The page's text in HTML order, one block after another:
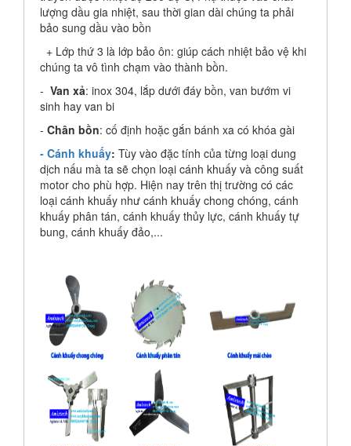
lượng dầu gia nhiệt, sau thời gian dài chúng ta phải
bảo sung dầu vào bồn
+ Lớp thứ 3 là lớp bảo ôn: giúp cách nhiệt bảo vệ khi
chúng ta vô tình chạm vào thành bồn.
- Van xả: inox 304, lắp dưới đáy bồn, van bướm vi
sinh hay van bi
- Chân bồn: cố định hoặc gắn bánh xa có khóa gài
- Cánh khuấy: Tùy vào đặc tính của từng loại dung
dịch nấu mà ta sẽ chọn loại cánh khuấy và công suất
motor cho phù hợp. Hiện nay trên thị trường có các
loại cánh khuấy như cánh khuấy chong chóng, cánh
khuấy phân tán, cánh khuấy thủy lực, cánh khuấy tự
bung, cánh khuấy đảo,...